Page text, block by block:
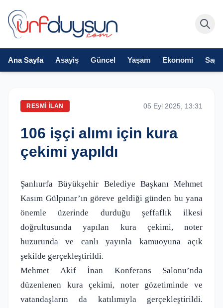
Ana Sayfa Asayiş Güncel Yaşam Ekonomi
RESMI İLAN 05 Eyl 2025, 13:31
106 işçi alımı için kura
çekimi yapıldı
Şanlıurfa Büyükşehir Belediye Başkanı Mehmet
Kasım Gülpınar’ın göreve geldiği günden bu yana
önemle üzerinde durduğu şeffaflık ilkesi
doğrultusunda yapılan kura çekimi, noter
huzurunda ve canlı yayınla kamuoyuna açık
şekilde gerçekleştirildi.
Mehmet Akif İnan Konferans Salonu’nda
düzenlenen kura çekimi, noter gözetiminde ve
vatandaşların da katılımıyla gerçekleştirildi.